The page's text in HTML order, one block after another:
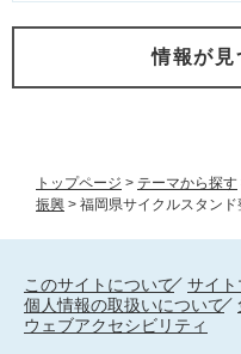
トップページ > テーマから探す
振興 > 福岡県サイクルスタン
情報が見
このサイトについて
サイ
個人情報の取扱いについて
ウェブアクセシビリティ